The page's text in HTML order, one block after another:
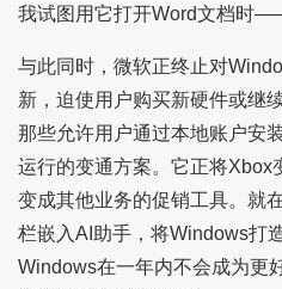
我试图用它打开Word文档时
与此同时，微软正终止对
新，迫使用户购买新硬件或继
那些允许用户通过本地账户安
运行的变通方案。它正将Xbox
变成其他业务的促销工具。就
栏嵌入AI助手，将Windows打
Windows在一年内不会成为更